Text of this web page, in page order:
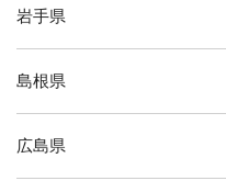
岩手県
島根県
広島県